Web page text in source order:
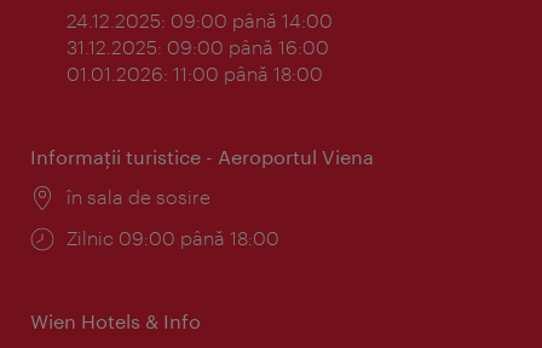
24.12.2025: 09:00 până 14:00
31.12.2025: 09:00 până 16:00
01.01.2026: 11:00 până 18:00
Informaţii turistice - Aeroportul Viena
Locul:
în sala de sosire
Program:
Zilnic 09:00 până 18:00
Wien Hotels & Info